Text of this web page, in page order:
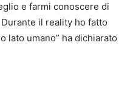
e farmi conoscere di
il reality ho fatto
lato umano” ha dichiarato